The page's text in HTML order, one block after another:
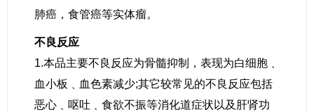
肺癌，食管癌等实体瘤。
不良反应
1.本品主要不良反应为骨髓抑制，表现为白细胞﹑
血小板﹑血色素减少;其它较常见的不良反应包括
恶心﹑呕吐﹑食欲不振等消化道症状以及肝肾功